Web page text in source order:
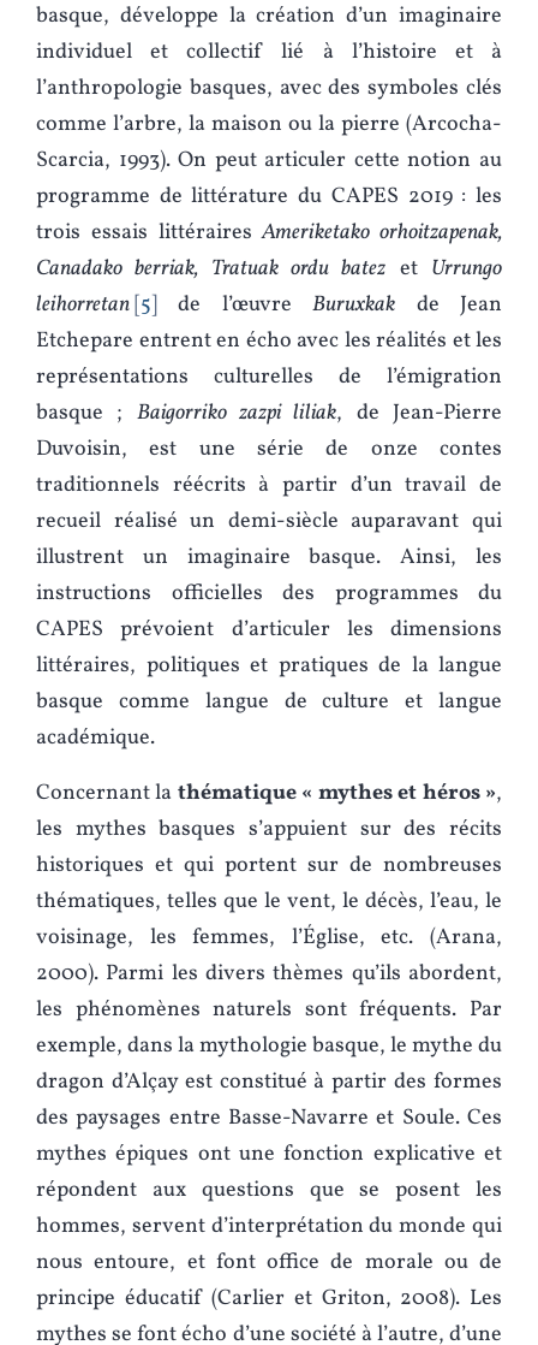
basque, développe la création d’un imaginaire
individuel et collectif lié à l’histoire et à
l’anthropologie basques, avec des symboles clés
comme l’arbre, la maison ou la pierre (Arcocha-
Scarcia, 1993). On peut articuler cette notion au
programme de littérature du CAPES 2019 : les
trois essais littérairesAmeriketako orhoitzapenak,
Canadako berriak, Tratuak ordu batez et Urrungo
leihorretan 5 de l’œuvreBuruxkak de Jean
Etchepare entrent en écho avec les réalités et les
représentations culturelles de l’émigration
basque ; Baigorriko zazpi liliak, de Jean-Pierre
Duvoisin, est une série de onze contes
traditionnels réécrits à partir d’un travail de
recueil réalisé un demi-siècle auparavant qui
illustrent un imaginaire basque. Ainsi, les
instructions officielles des programmes du
CAPES prévoient d’articuler les dimensions
littéraires, politiques et pratiques de la langue
basque comme langue de culture et langue
académique.
Concernant la thématique « mythes et héros »,
les mythes basques s’appuient sur des récits
historiques et qui portent sur de nombreuses
thématiques, telles que le vent, le décès, l’eau, le
voisinage, les femmes, l’Église, etc. (Arana,
2000). Parmi les divers thèmes qu’ils abordent,
les phénomènes naturels sont fréquents. Par
exemple, dans la mythologie basque, le mythe du
dragon d’Alçay est constitué à partir des formes
des paysages entre Basse-Navarre et Soule. Ces
mythes épiques ont une fonction explicative et
répondent aux questions que se posent les
hommes, servent d’interprétation du monde qui
nous entoure, et font office de morale ou de
principe éducatif (Carlier et Griton, 2008). Les
mythes se font écho d’une société à l’autre, d’une